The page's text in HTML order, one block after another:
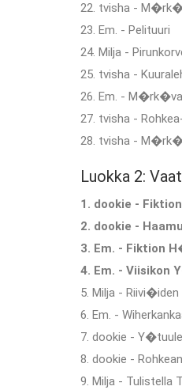
22. tvisha -
23. Em. - Pelituuri
24. Milja -
25. tvisha -
26. Em. -
27. tvisha -
28. tvisha -
Luokka 2:
1. dookie -
2. dookie -
3. Em. - Fiktion
4. Em. - Viisikon
5. Milja - Riivi�iden
6. Em. -
7. dookie -
8. dookie -
9. Milja - Tulistella